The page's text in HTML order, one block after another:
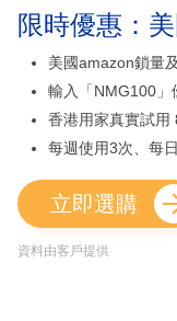
限時優惠：
美國amazon鎖量
輸入「NMG100」
香港用家真實試用
每週使用3次、每
立即選購
資料由客戶提供